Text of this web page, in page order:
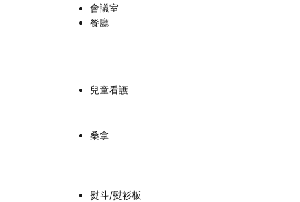
會議室
餐廳
兒童看護
桑拿
熨斗/熨衫板